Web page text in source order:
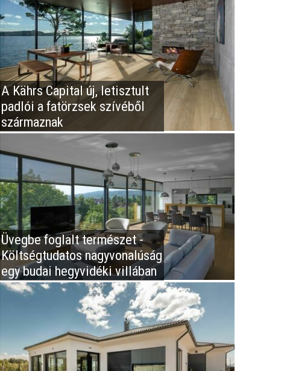
A Kährs Capital új, letisztult
padlói a fatörzsek szívéből
származnak
Üvegbe foglalt természet -
Költségtudatos nagyvonalúság
egy budai hegyvidéki villában